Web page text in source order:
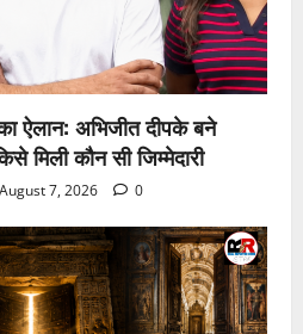
ऐलान: अभिजीत दीपके बने
मिली कौन सी जिम्मेदारी
August 7, 2026 0